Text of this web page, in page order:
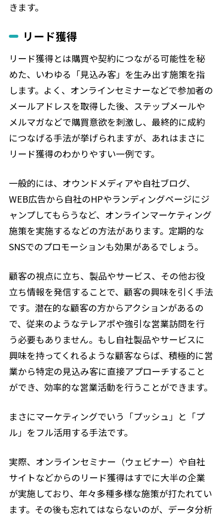
きます。
リード獲得
リード獲得とは購買や契約につながる可能性を秘
めた、いわゆる「見込み客」を生み出す施策を指
します。よく、オンラインセミナーなどで参加者の
メールアドレスを取得した後、ステップメールや
メルマガなどで購買意欲を刺激し、最終的に成約
につなげる手法が挙げられますが、あれはまさに
リード獲得のわかりやすい一例です。
一般的には、オウンドメディアや自社ブログ、
WEB広告から自社のHPやランディングページにジ
ャンプしてもらうなど、オンラインマーケティング
施策を実施するなどの方法があります。定期的な
SNSでのプロモーションも効果があるでしょう。
顧客の視点に立ち、製品やサービス、その他お役
立ち情報を発信することで、顧客の興味を引く手法
です。潜在的な顧客の方からアクションがあるの
で、従来のようなテレアポや強引な営業訪問を行
う必要もありません。もし自社製品やサービスに
興味を持ってくれるような顧客ならば、積極的に営
業から特定の見込み客に直接アプローチすること
ができ、効率的な営業活動を行うことができます。
まさにマーケティングでいう「プッシュ」と「プ
ル」をフル活用する手法です。
実際、オンラインセミナー（ウェビナー）や自社
サイトなどからのリード獲得はすでに大半の企業
が実施しており、年々多種多様な施策が打たれてい
ます。その後も忘れてはならないのが、データ分析